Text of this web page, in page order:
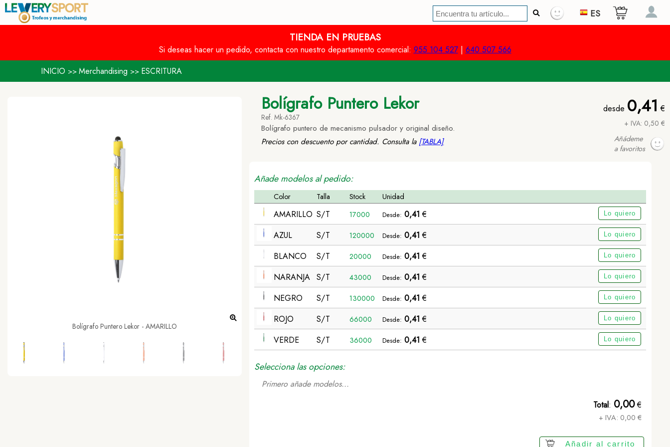
ES
TIENDA EN PRUEBAS
Si deseas hacer un pedido, contacta con nuestro departamento comercial: 955 104 527| 640 507 566
INICIO >> Merchandising >> ESCRITURA
Bolígrafo Puntero Lekor
Ref. Mk-6367
Bolígrafo puntero de mecanismo pulsador y original diseño.
Precios con descuento por cantidad. Consulta la [TABLA]
desde 0,41 €
+ IVA: 0,50 €
Añádeme
a favoritos
Bolígrafo Puntero Lekor - AMARILLO Bolígrafo Puntero Lekor - AZUL Bolígrafo Puntero Lekor - BLANCO
Añade modelos al pedido:
Color Talla Stock Unidad
AMARILLO S/T 17000 Desde: 0,41 € Lo quiero
AZUL S/T 120000 Desde: 0,41 € Lo quiero
BLANCO S/T 20000 Desde: 0,41 € Lo quiero
NARANJA S/T 43000 Desde: 0,41 € Lo quiero
NEGRO S/T 130000 Desde: 0,41 € Lo quiero
ROJO S/T 66000 Desde: 0,41 € Lo quiero
VERDE S/T 36000 Desde: 0,41 € Lo quiero
Selecciona las opciones:
Primero añade modelos...
Total: 0,00€
+ IVA: 0,00 €
Añadir al carrito